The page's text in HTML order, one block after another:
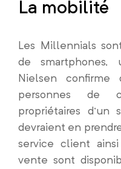
La mobilité
Les Millennials
de
Nielsen confirme
personnes de
propriétaires d’un
devraient en
service client
vente sont